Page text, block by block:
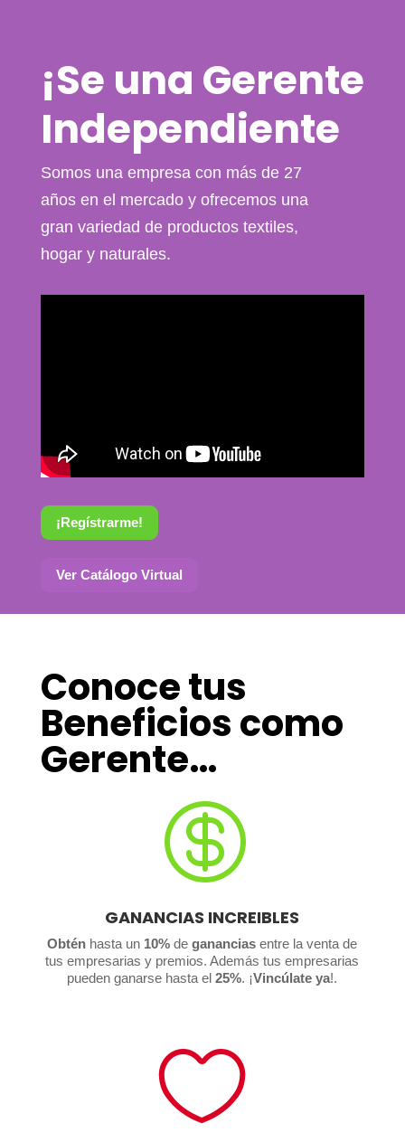
¡Se una Gerente
Independiente
Somos una empresa con más de 27
años en el mercado y ofrecemos una
gran variedad de productos textiles,
hogar y naturales.
¡Regístrarme!
Ver Catálogo Virtual
Conoce tus
Beneficios como
Gerente…

GANANCIAS INCREIBLES
Obtén hasta un 10% deganancias entre la venta de
tus empresarias y premios. Además tus empresarias
pueden ganarse hasta el25%. ¡Vincúlate ya!.
